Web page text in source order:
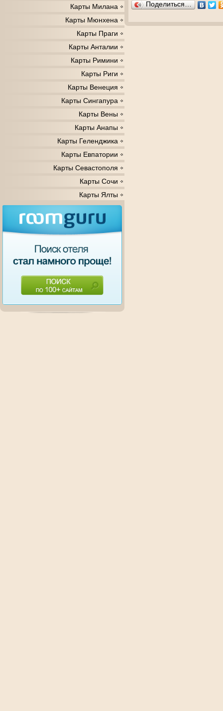
Поделиться…
Карты Милана
Карты Мюнхена
Карты Праги
Карты Анталии
Карты Римини
Карты Риги
Карты Венеция
Карты Сингапура
Карты Вены
Карты Анапы
Карты Геленджика
Карты Евпатории
Карты Севастополя
Карты Сочи
Карты Ялты